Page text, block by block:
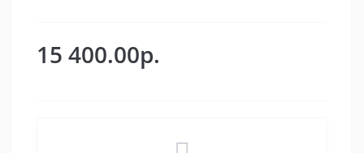
15 400.00р.